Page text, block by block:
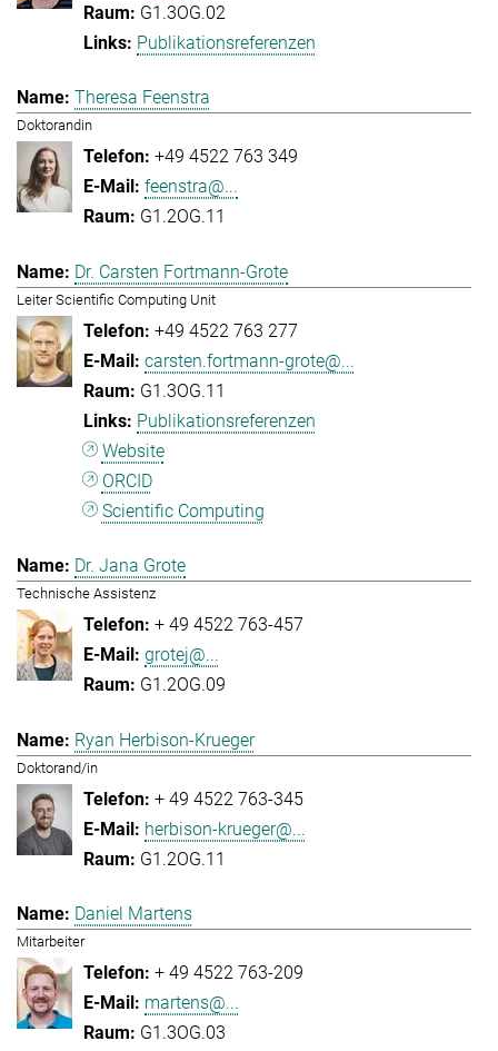
G1.3OG.02
Publikationsreferenzen
Theresa Feenstra
Doktorandin
+49 4522 763 349
feenstra@...
G1.2OG.11
Dr. Carsten Fortmann-Grote
Leiter Scientific Computing Unit
+49 4522 763 277
carsten.fortmann-grote@...
G1.3OG.11
Publikationsreferenzen
Website
ORCID
Scientific Computing
Dr. Jana Grote
Technische Assistenz
+ 49 4522 763-457
grotej@...
G1.2OG.09
Ryan Herbison-Krueger
Doktorand/in
+ 49 4522 763-345
herbison-krueger@...
G1.2OG.11
Daniel Martens
Mitarbeiter
+ 49 4522 763-209
martens@...
G1.3OG.03